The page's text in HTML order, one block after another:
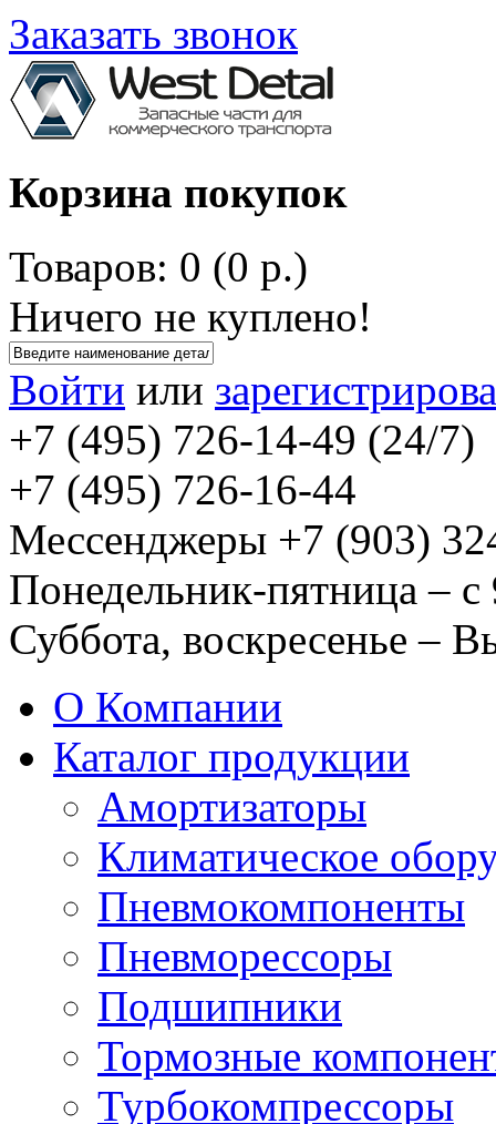
Заказать звонок
Корзина покупок
Товаров: 0 (0 р.)
Ничего не куплено!
Войти или
+7 (495) 726-14-49 (24/7)
+7 (495) 726-16-44
Мессенджеры +7 (903)
Понедельник-пятница –
Суббота, воскресенье –
О Компании
Каталог продукции
Амортизаторы
Климатическое
Пневмокомпоненты
Пневморессоры
Подшипники
Тормозные
Турбокомпрессоры